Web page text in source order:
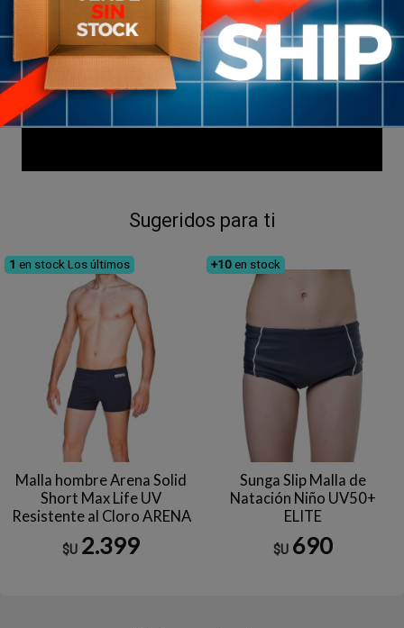
Sugeridos para ti
1 en stock Los últimos
Malla hombre Arena Solid
Short Max Life UV
Resistente al Cloro ARENA
$U 2.399
+10 en stock
Sunga Slip Malla de
Natación Niño UV50+
ELITE
$U 690